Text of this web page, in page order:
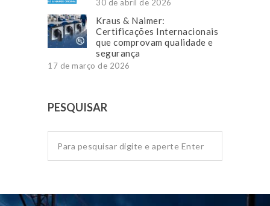
30 de abril de 2026
Kraus & Naimer:
Certificações Internacionais
que comprovam qualidade e
segurança
17 de março de 2026
PESQUISAR